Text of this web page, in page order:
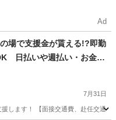
Ad
場で支援金が貰える!?即勤
日払いや週払い・お金住
の案件です！簡単な電子
事♪
7月31日
します！ 【面接交通費、赴任交通